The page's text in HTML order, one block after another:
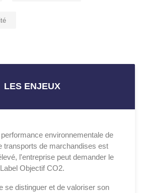
LES ENJEUX
environnementale de
transports de marchandises est
l'entreprise peut demander le
Label Objectif CO2.
se distinguer et de valoriser son